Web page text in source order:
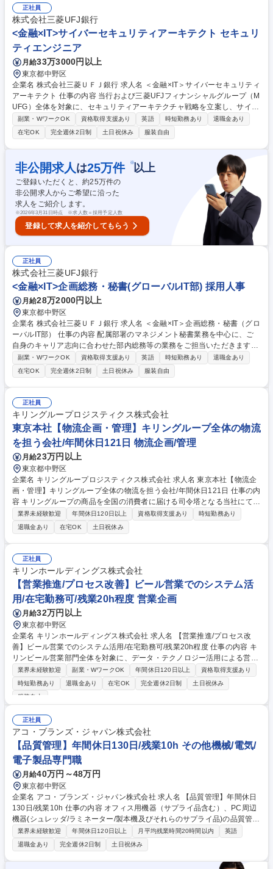
受講状況の確認および関連事務手続き■契約者様、保険会社、社内営業担
当者からの問い合わせ対応（電話・メールなど）■保険契約書類の内容確
認、不備チェックおよび関係部署との調整業務 等 募集職種 【火災保険・
家財保険の事務・問い合わせ担当】年休実質128日/プライム上場企業
正社員
株式会社三菱UFJ銀行
<金融×IT>サイバーセキュリティアーキテクト セキュリ
ティエンジニア
月給33万3000円以上
東京都中野区
企業名 株式会社三菱ＵＦＪ銀行 求人名 ＜金融×IT＞サイバーセキュリティ
アーキテクト 仕事の内容 当行および三菱UFJフィナンシャルグループ（M
UFG）全体を対象に、セキュリティアーキテクチャ戦略を立案し、サイバ
ーセキュリティサービス・製品等の導入企画・推進・運用をご担当いただ
きます。 具体的には以下のような業務を想定しています。 ■当行およびM
UFGのセキュリティアーキテクチャ戦略の立案 ■戦略に基づいたセキュリ
ティ対策の要件定義、およびそれらを実現するセキュリティサービス・製
品等の選定 ■各業務部門やシステム開発子会社と協力した各種セキュリテ
ィサービス・製品等の導入推進・プロジェクトマネジメント・運用 募集職
種 ＜金融×IT＞サイバーセキュリティアーキテクト
副業・WワークOK 資格取得支援あり 英語 時短勤務あり
退職金あり
在宅OK
完全週休2日制 土日祝休み 服装自由
非公開求人 は25万件 ※以上
ご登録いただくと、約25万件の
非公開求人からご希望に沿った
求人をご紹介します。
※2026年3月31日時点 ※求人数＝採用予定人数
登録して求人を紹介してもらう
正社員
株式会社三菱UFJ銀行
<金融×IT>企画総務・秘書(グローバルIT部) 採用人事
月給28万2000円以上
東京都中野区
企業名 株式会社三菱ＵＦＪ銀行 求人名 ＜金融×IT＞企画総務・秘書（グロ
ーバルIT部） 仕事の内容 配属部署のマネジメント秘書業務を中心に、ご
自身のキャリア志向に合わせた部内総務等の業務をご担当いただきます。
具体的には以下業務をお任せします。 ■秘書業務（世界各地に拠点のある
MUFGならではの海外出張調整や、各海外拠点マネジメントとの会議アレ
ンジ、訪日外国人のアテンド等） ■部内総務（各種報告事項の取り纏め、
部内の総務業務、その他事務サポート等） 募集職種 ＜金融×IT＞企画総
務・秘書（グローバルIT部）
副業・WワークOK 資格取得支援あり 英語 時短勤務あり
退職金あり
在宅OK
完全週休2日制 土日祝休み 服装自由
正社員
キリングループロジスティクス株式会社
東京本社【物流企画・管理】キリングループ全体の物流
を担う会社/年間休日121日 物流企画/管理
月給23万円以上
東京都中野区
企業名 キリングループロジスティクス株式会社 求人名 東京本社【物流企
画・管理】キリングループ全体の物流を担う会社/年間休日121日 仕事の内
容 キリングループの商品を全国の消費者に届ける司令塔となる当社にて、
物流企画、管理業務をお任せ致します。 【詳細】■物流拠点における設備
投資案件の企画・立案と実行 ■DXや自動化設備を活用した 物流業務の改
善提案 ■委託元関係各部と連携した最適な物流スキームの構築（企画・立
案及びその推進）■日々の物流に関する課題の解決、調整及びコスト管理
■社内の支社、支店、物流拠点の目標管理、運営支援 【職場環境】複数の
物流会社が統合し、設立した当社。その為、キャリア 入社者も多く馴染み
易い環境です。約3-5年でのジョブローテーショ ンもあり。物流における
スペシャリストとして成長できる環境です。 募集職種 東京本社【物流企
画・管理】キリングループ全体の物流を担う会社/年間休日121日
業界未経験歓迎 年間休日120日以上 資格取得支援あり
時短勤務あり
退職金あり
在宅OK 土日祝休み
正社員
キリンホールディングス株式会社
【営業推進/プロセス改善】ビール営業でのシステム活
用/在宅勤務可/残業20h程度 営業企画
月給32万円以上
東京都中野区
企業名 キリンホールディングス株式会社 求人名 【営業推進/プロセス改
善】ビール営業でのシステム活用/在宅勤務可/残業20h程度 仕事の内容 キ
リンビール営業部門全体を対象に、データ・テクノロジー活用による営業
プロセス改革を推進いただきます。アナログな営業スタイルからの脱却に
向け、営業プロセスの設計、現場への定着まで一貫してお任せします。
【詳細】■営業プロセスの課題抽出と標準化の推進 ■各種ツールを活用し
■現場展開に向けた改善活動と定着支援 ■業務用チャンネル（飲食店向け
営業）におけるターゲティングから商談プロセスまでの最適化※営業は業
務用営業と量販店営業に分かれます ■テクノロジーを活用した新しい営業
スタイルの構築と推進 募集職種 【営業推進/プロセス改善】ビール営業で
のシステム活用/在宅勤務可/残業20h程度
業界未経験歓迎 副業・WワークOK 年間休日120日以上
資格取得支援あり
時短勤務あり
退職金あり 在宅OK 完全週休2日制
土日祝休み
服装自由
正社員
アコ・ブランズ・ジャパン株式会社
【品質管理】年間休日130日/残業10h その他機械/電気/
電子製品専門職
月給40万円～48万円
東京都中野区
企業名 アコ・ブランズ・ジャパン株式会社 求人名 【品質管理】年間休日
130日/残業10h 仕事の内容 オフィス用機器（サプライ品含む）、PC周辺
機器(シュレッダ/ラミネーター/製本機及びそれらのサプライ品)の品質管理
業務をお任せします。 【具体的には】■新商品開発時の品質管理:新商品サ
ンプルの品質確認、社内DRの召集と改善要求とりまとめ、初回入庫品の
受入検査■既存品の品質管理:不具合品・データー分析、重要・頻発不具合
の原因究明改善■外部検査会社の選定・管理■サプライヤー評価(スコアカ
業界未経験歓迎 年間休日120日以上 月平均残業時間20時間以内
英語
退職金あり
完全週休2日制 土日祝休み